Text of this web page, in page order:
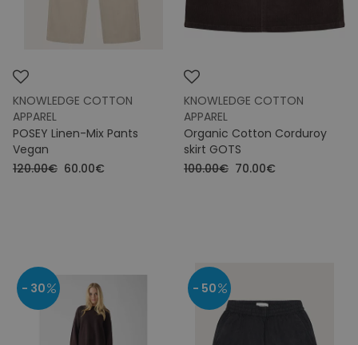
KNOWLEDGE COTTON
APPAREL
POSEY Linen-Mix Pants
Vegan
120.00€ 60.00€
KNOWLEDGE COTTON
APPAREL
Organic Cotton Corduroy
skirt GOTS
100.00€ 70.00€
- 30 - 50